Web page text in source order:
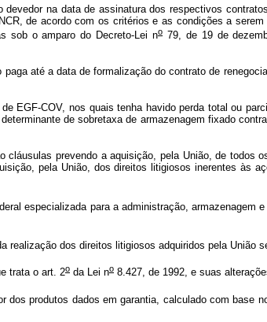
na data de assinatura dos respectivos
de acordo com os critérios e as condições a
sob o amparo do Decreto-Lei no 79, de 19 de
até a data de formalização do contrato de
EGF-COV, nos quais tenha havido perda total ou
de sobretaxa de armazenagem fixado
cláusulas prevendo a aquisição, pela União, de todos
pela União, dos direitos litigiosos inerentes às
especializada para a administração, armazenagem
realização dos direitos litigiosos adquiridos pela União
trata o art. 2o da Lei no 8.427, de 1992, e suas
dos produtos dados em garantia, calculado com base